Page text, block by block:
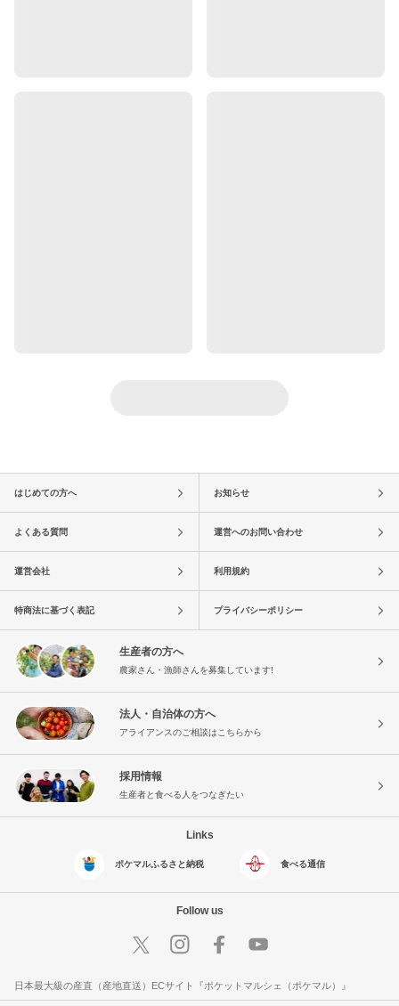
はじめての方へ お知らせ
よくある質問 運営へのお問い合わせ
運営会社 利用規約
特商法に基づく表記 プライバシーポリシー
生産者の方へ
農家さん・漁師さんを募集しています!
法人・自治体の方へ
アライアンスのご相談はこちらから
採用情報
生産者と食べる人をつなぎたい
Links
ポケマルふるさと納税 食べる通信
Follow us
日本最大級の産直（産地直送）ECサイト『ポケットマルシェ（ポケマル）』